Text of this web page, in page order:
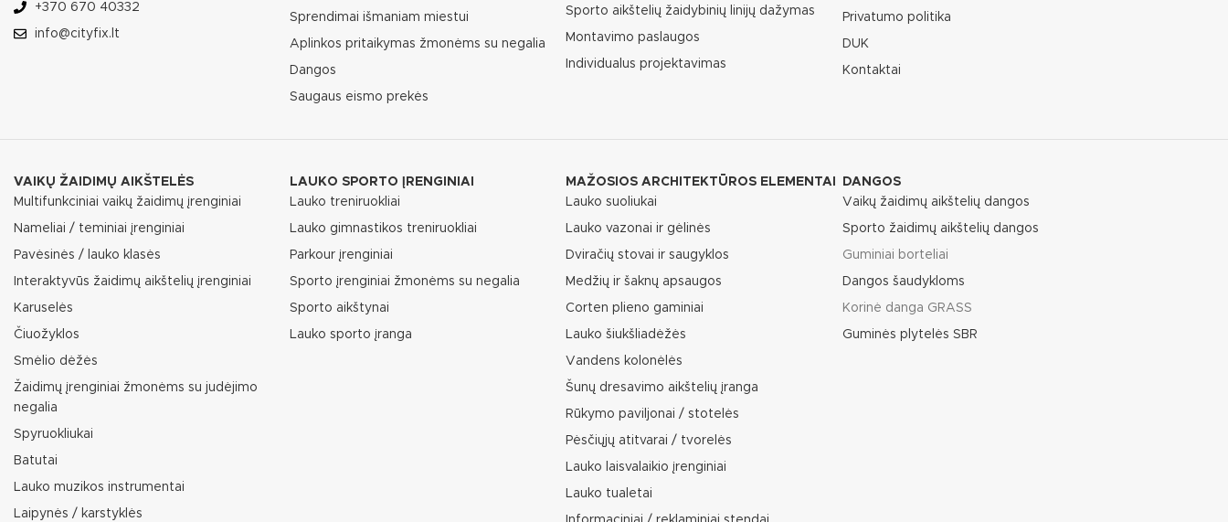
+370 670 40332
info@cityfix.lt
Sprendimai išmaniam miestui
Aplinkos pritaikymas žmonėms su negalia
Dangos
Saugaus eismo prekės
Sporto aikštelių žaidybinių linijų dažymas
Montavimo paslaugos
Individualus projektavimas
Privatumo politika
DUK
Kontaktai
VAIKŲ ŽAIDIMŲ AIKŠTELĖS
Multifunkciniai vaikų žaidimų įrenginiai
Nameliai / teminiai įrenginiai
Pavėsinės / lauko klasės
Interaktyvūs žaidimų aikštelių įrenginiai
Karuselės
Čiuožyklos
Smėlio dėžės
Žaidimų įrenginiai žmonėms su judėjimo
negalia
Spyruokliukai
Batutai
Lauko muzikos instrumentai
Laipynės / karstyklės
LAUKO SPORTO ĮRENGINIAI
Lauko treniruokliai
Lauko gimnastikos treniruokliai
Parkour įrenginiai
Sporto įrenginiai žmonėms su negalia
Sporto aikštynai
Lauko sporto įranga
MAŽOSIOS ARCHITEKTŪROS ELEMENTAI
Lauko suoliukai
Lauko vazonai ir gėlinės
Dviračių stovai ir saugyklos
Medžių ir šaknų apsaugos
Corten plieno gaminiai
Lauko šiukšliadėžės
Vandens kolonėlės
Šunų dresavimo aikštelių įranga
Rūkymo paviljonai / stotelės
Pėsčiųjų atitvarai / tvorelės
Lauko laisvalaikio įrenginiai
Lauko tualetai
DANGOS
Vaikų žaidimų aikštelių dangos
Sporto žaidimų aikštelių dangos
Guminiai borteliai
Dangos šaudykloms
Korinė danga GRASS
Guminės plytelės SBR